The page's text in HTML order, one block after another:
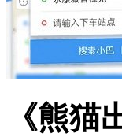
《熊猫